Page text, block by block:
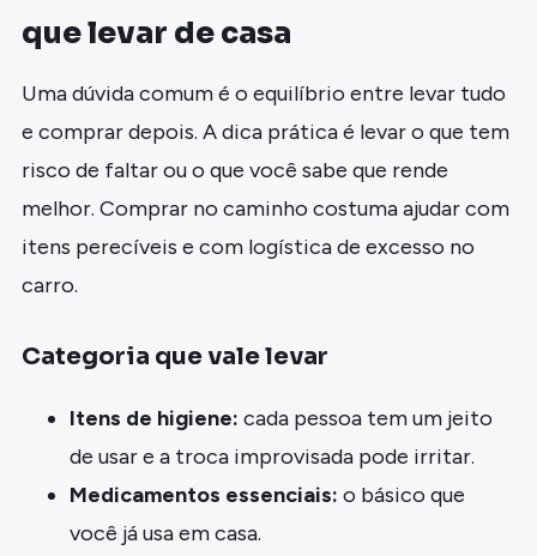
que levar de casa
Uma dúvida comum é o equilíbrio entre levar tudo
e comprar depois. A dica prática é levar o que tem
risco de faltar ou o que você sabe que rende
melhor. Comprar no caminho costuma ajudar com
itens perecíveis e com logística de excesso no
carro.
Categoria que vale levar
Itens de higiene: cada pessoa tem um jeito
de usar e a troca improvisada pode irritar.
Medicamentos essenciais: o básico que
você já usa em casa.